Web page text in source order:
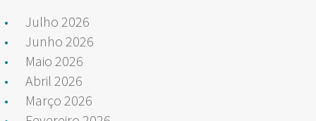
Julho 2026
Junho 2026
Maio 2026
Abril 2026
Março 2026